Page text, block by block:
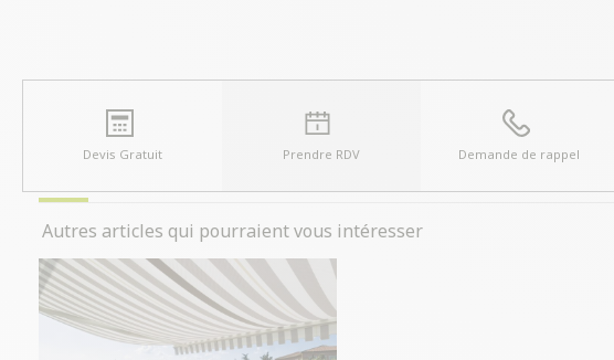
Devis Gratuit Prendre RDV Demande de rappel
Autres articles qui pourraient vous intéresser